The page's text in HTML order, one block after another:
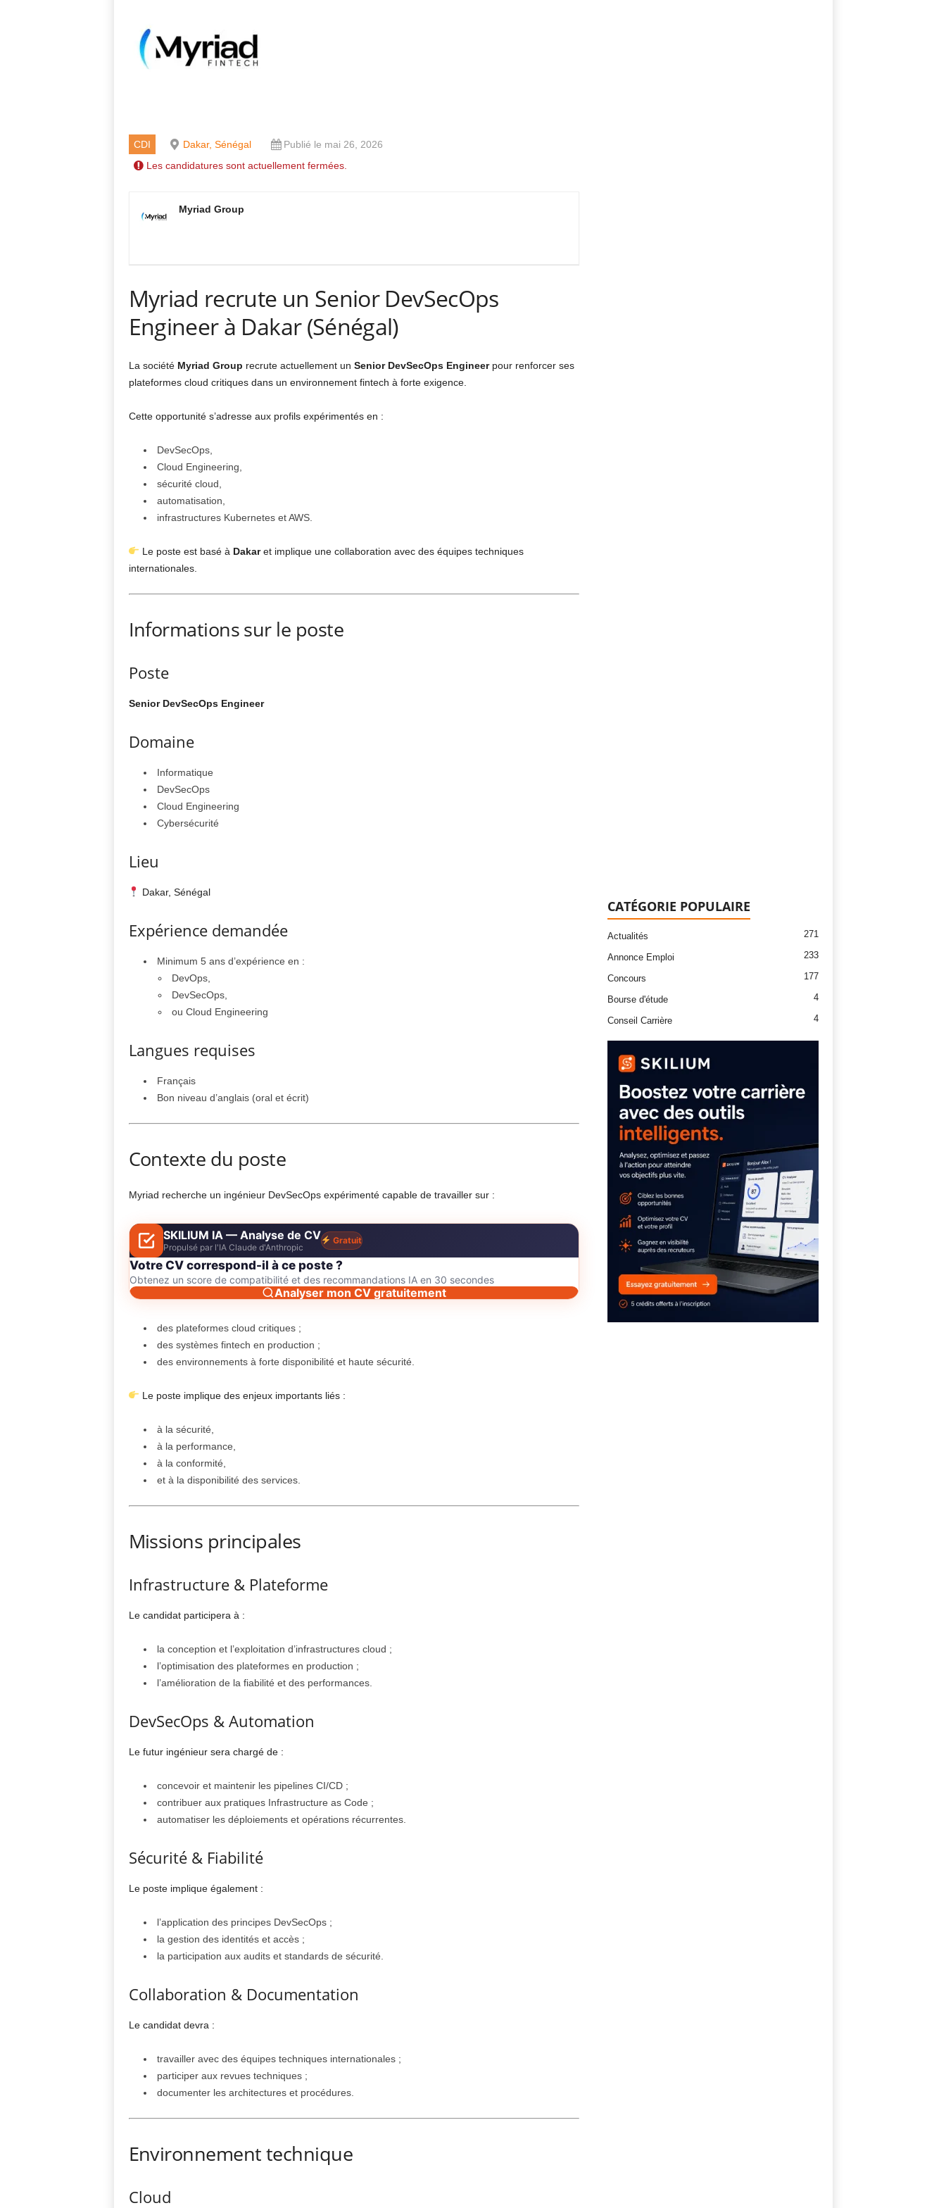
CDI Dakar, Sénégal
Publié le mai 26, 2026
Les candidatures sont actuellement fermées.
Myriad Group
Myriad recrute un Senior DevSecOps
Engineer à Dakar (Sénégal)
La société Myriad Group recrute actuellement un Senior DevSecOps Engineerpour renforcer ses
plateformes cloud critiques dans un environnement fintech à forte exigence.
Cette opportunité s’adresse aux profils expérimentés en :
DevSecOps,
Cloud Engineering,
sécurité cloud,
automatisation,
infrastructures Kubernetes et AWS.
Le poste est basé à Dakaret implique une collaboration avec des équipes techniques
internationales.
Informations sur le poste
Poste
Senior DevSecOps Engineer
Domaine
Informatique
DevSecOps
Cloud Engineering
Cybersécurité
Lieu
Dakar, Sénégal
Expérience demandée
Minimum 5 ans d’expérience en :
DevOps,
DevSecOps,
ou Cloud Engineering
Langues requises
Français
Bon niveau d’anglais (oral et écrit)
Contexte du poste
Myriad recherche un ingénieur DevSecOps expérimenté capable de travailler sur :
SKILIUM IA — Analyse de CV
Propulsé par l'IA Claude d'Anthropic
Gratuit
Votre CV correspond-il à ce poste ?
Obtenez un score de compatibilité et des recommandations IA en 30 secondes
Analyser mon CV gratuitement
des plateformes cloud critiques ;
des systèmes fintech en production ;
des environnements à forte disponibilité et haute sécurité.
Le poste implique des enjeux importants liés :
à la sécurité,
à la performance,
à la conformité,
et à la disponibilité des services.
Missions principales
Infrastructure & Plateforme
Le candidat participera à :
la conception et l’exploitation d’infrastructures cloud ;
l’optimisation des plateformes en production ;
l’amélioration de la fiabilité et des performances.
DevSecOps & Automation
Le futur ingénieur sera chargé de :
concevoir et maintenir les pipelines CI/CD ;
contribuer aux pratiques Infrastructure as Code ;
automatiser les déploiements et opérations récurrentes.
Sécurité & Fiabilité
Le poste implique également :
l’application des principes DevSecOps ;
la gestion des identités et accès ;
la participation aux audits et standards de sécurité.
Collaboration & Documentation
Le candidat devra :
travailler avec des équipes techniques internationales ;
participer aux revues techniques ;
documenter les architectures et procédures.
Environnement technique
Cloud
CATÉGORIE POPULAIRE
Actualités 271
Annonce Emploi 233
Concours 177
Bourse d'étude 4
Conseil Carrière 4